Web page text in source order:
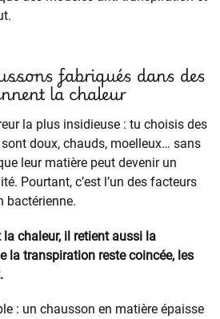
fabriqués dans des
la chaleur
la plus insidieuse : tu choisis des
doux, chauds, moelleux… sans
leur matière peut devenir un
Pourtant, c’est l’un des facteurs
bactérienne.
la chaleur, il retient aussi la
la transpiration reste coincée, les
: un chausson en matière épaisse